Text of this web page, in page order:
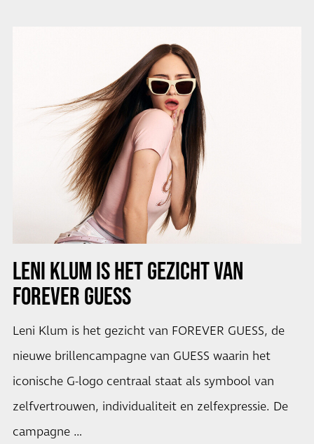
LENI KLUM IS HET GEZICHT VAN
FOREVER GUESS
Leni Klum is het gezicht van FOREVER GUESS, de
nieuwe brillencampagne van GUESS waarin het
iconische G-logo centraal staat als symbool van
zelfvertrouwen, individualiteit en zelfexpressie. De
campagne …